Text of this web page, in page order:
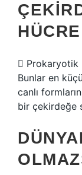
 Prokaryotik
Bunlar en
canlı
bir çekirdeğe